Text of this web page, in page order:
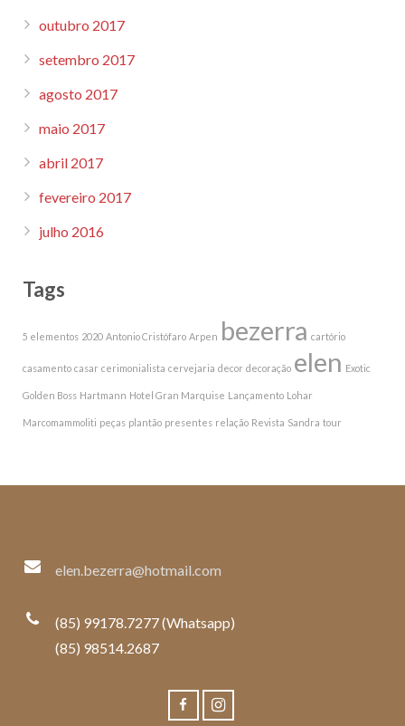
outubro 2017
setembro 2017
agosto 2017
maio 2017
abril 2017
fevereiro 2017
julho 2016
Tags
5 elementos 2020 Antonio Cristófaro Arpen bezerra cartório
casamento casar cerimonialista cervejaria decor decoração elen Exotic
Golden Boss Hartmann Hotel Gran Marquise Lançamento Lohar
Marcomammoliti peças plantão presentes relação Revista Sandra tour
elen.bezerra@hotmail.com
(85) 99178.7277 (Whatsapp)
(85) 98514.2687